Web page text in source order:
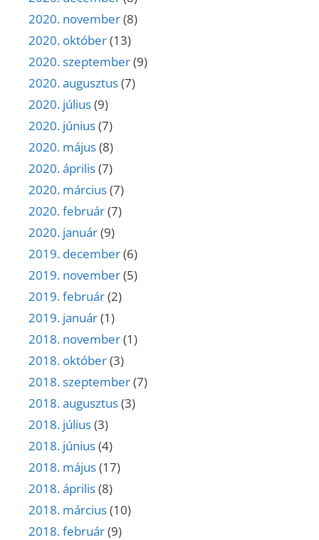
2020. november(8)
2020. október(13)
2020. szeptember(9)
2020. augusztus(7)
2020. július(9)
2020. június(7)
2020. május(8)
2020. április(7)
2020. március(7)
2020. február(7)
2020. január(9)
2019. december(6)
2019. november(5)
2019. február(2)
2019. január(1)
2018. november(1)
2018. október(3)
2018. szeptember(7)
2018. augusztus(3)
2018. július(3)
2018. június(4)
2018. május(17)
2018. április(8)
2018. március(10)
2018. február(9)